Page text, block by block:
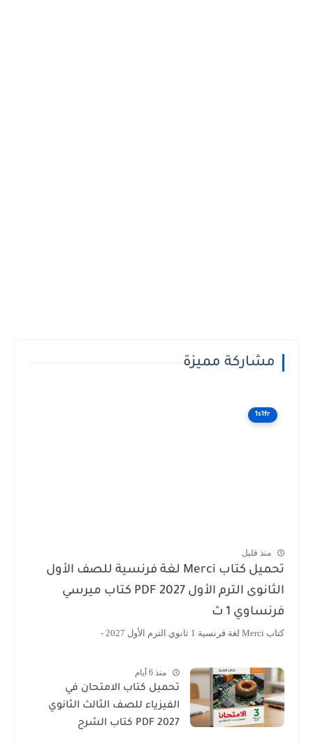
مشاركة مميزة
1s1fr
منذ قليل
تحميل كتاب Merci لغة فرنسية للصف الأول
الثانوى الترم الأول 2027 PDF كتاب ميرسي
فرنساوي 1 ث
كتاب Merci لغة فرنسية 1 ثانوي الترم الأول 2027 -
منذ 6 أيام
تحميل كتاب الامتحان في
الفيزياء للصف الثالث الثانوي
2027 PDF كتاب الشرح